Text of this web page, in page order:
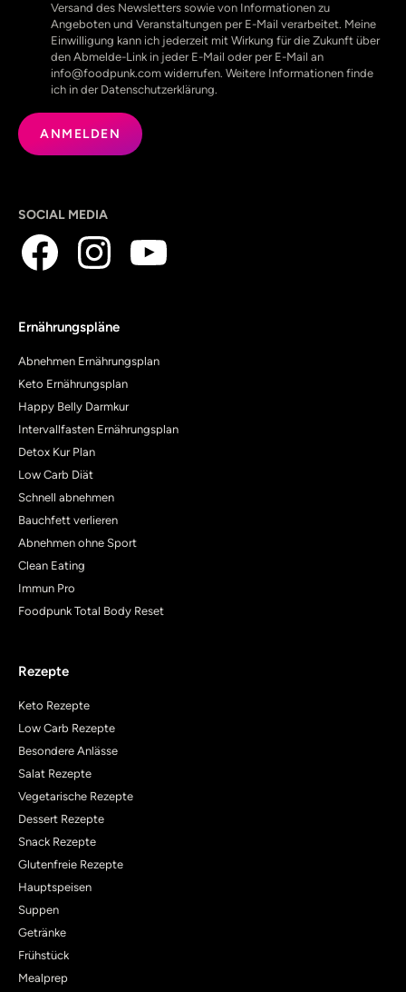
Versand des Newsletters sowie von Informationen zu
Angeboten und Veranstaltungen per E-Mail verarbeitet. Meine
Einwilligung kann ich jederzeit mit Wirkung für die Zukunft über
den Abmelde-Link in jeder E-Mail oder per E-Mail an
info@foodpunk.com widerrufen. Weitere Informationen finde
ich in der Datenschutzerklärung.
SOCIAL MEDIA
Ernährungspläne
Abnehmen Ernährungsplan
Keto Ernährungsplan
Happy Belly Darmkur
Intervallfasten Ernährungsplan
Detox Kur Plan
Low Carb Diät
Schnell abnehmen
Bauchfett verlieren
Abnehmen ohne Sport
Clean Eating
Immun Pro
Foodpunk Total Body Reset
Rezepte
Keto Rezepte
Low Carb Rezepte
Besondere Anlässe
Salat Rezepte
Vegetarische Rezepte
Dessert Rezepte
Snack Rezepte
Glutenfreie Rezepte
Hauptspeisen
Suppen
Getränke
Frühstück
Mealprep